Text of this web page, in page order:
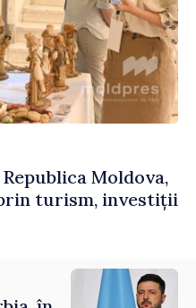
Moldova,
turism, investiții